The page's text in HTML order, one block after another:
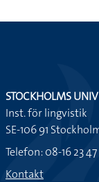
STOCKHOLMS
Inst. för lingvistik
SE-106 91
Telefon: 08-16 23 47
Kontakt